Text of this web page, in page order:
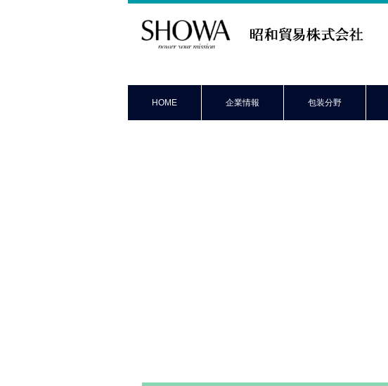
昭和貿易株式会社
HOME 企業情報 包装分野